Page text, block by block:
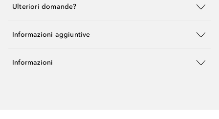
Ulteriori domande?
Informazioni aggiuntive
Informazioni